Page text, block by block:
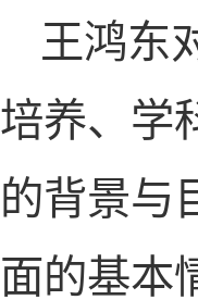
王鸿东
培养、学
的背景与
面的基本